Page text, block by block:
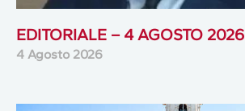
EDITORIALE – 4 AGOSTO 2026
4 Agosto 2026